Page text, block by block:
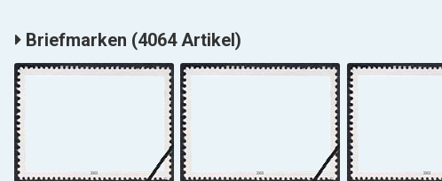
Briefmarken (4064 Artikel)